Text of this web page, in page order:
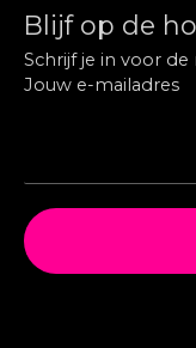
Blijf op de
Schrijf je in voor
Jouw e-mailadres